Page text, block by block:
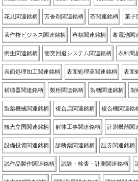
花見関連銘柄 芳香剤関連銘柄 茶関連銘柄 菓子
著作権ビジネス関連銘柄 葬祭関連銘柄 蓄電池関
衛生関連銘柄 衝突回避システム関連銘柄 衣料問
表面処理加工関連銘柄 表面処理薬関連銘柄 表面
補聴器関連銘柄 製粉関連銘柄 製糖関連銘柄 製
製薬機械関連銘柄 複合店関連銘柄 複合機関連銘
観光立国関連銘柄 解体工事関連銘柄 計測機器関
設備投資関連銘柄 診断薬関連銘柄 証券関連銘柄
試作品製作関連銘柄 試験・検査・計測関連銘柄